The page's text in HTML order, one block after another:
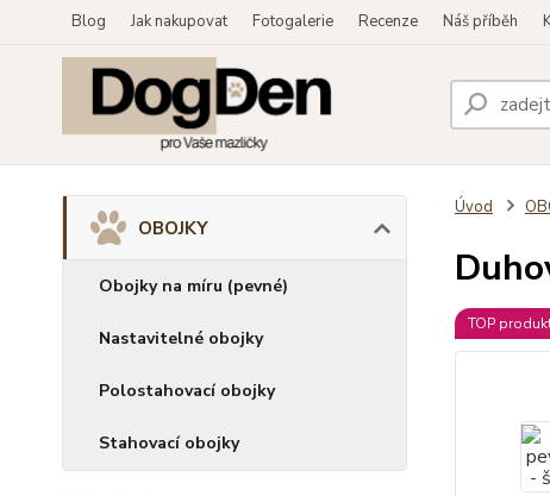
Blog Jak nakupovat Fotogalerie Recenze Náš příběh
OBOJKY
Obojky na míru (pevné)
Nastavitelné obojky
Polostahovací obojky
Stahovací obojky
Úvod
TOP